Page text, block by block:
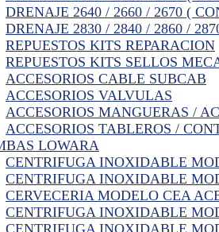
DRENAJE 2640 / 2660 / 2670 (
DRENAJE 2830 / 2840 / 2860 /
REPUESTOS KITS REPARACION
REPUESTOS KITS SELLOS
ACCESORIOS CABLE SUBCAB
ACCESORIOS VALVULAS
ACCESORIOS MANGUERAS /
ACCESORIOS TABLEROS /
LOWARA
CENTRIFUGA INOXIDABLE
CENTRIFUGA INOXIDABLE
CERVECERIA MODELO CEA
CENTRIFUGA INOXIDABLE
CENTRIFUGA INOXIDABLE